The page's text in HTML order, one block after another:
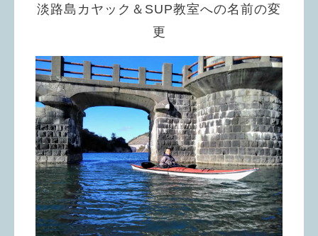
淡路島カヤック＆SUP教室への名前の変
更